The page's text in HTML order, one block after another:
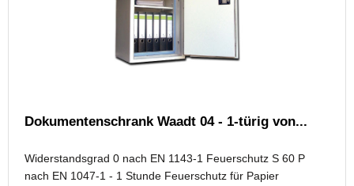
Dokumentenschrank Waadt 04 - 1-türig von...
Widerstandsgrad 0 nach EN 1143-1 Feuerschutz S 60 P
nach EN 1047-1 - 1 Stunde Feuerschutz für Papier